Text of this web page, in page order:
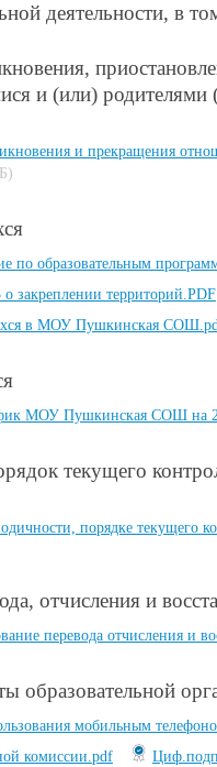
деятельности, в
и (или) родителями
и прекращения
по образовательным
закреплении территорий.PDF
в МОУ Пушкинская
МОУ Пушкинская СОШ на
текущего
порядке текущего
отчисления и
перевода отчисления и
образовательной
мобильным
комиссии.pdf